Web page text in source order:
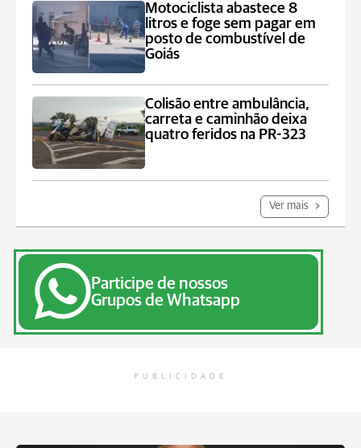
Motociclista abastece 8
litros e foge sem pagar em
posto de combustível de
Goiás
Colisão entre ambulância,
carreta e caminhão deixa
quatro feridos na PR-323
Ver mais
Participe de nossos
Grupos de Whatsapp
PUBLICIDADE